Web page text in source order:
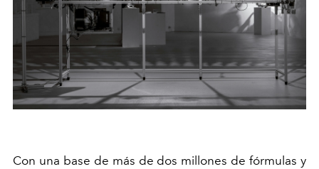
Con una base de más de dos millones de fórmulas y